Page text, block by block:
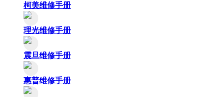
柯美维修手册
理光维修手册
震旦维修手册
惠普维修手册